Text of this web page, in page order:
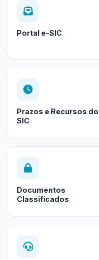
Portal e-SIC
Prazos e Recursos do
SIC
Documentos
Classificados